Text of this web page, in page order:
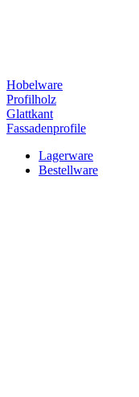
Hobelware
Profilholz
Glattkant
Fassadenprofile
Lagerware
Bestellware